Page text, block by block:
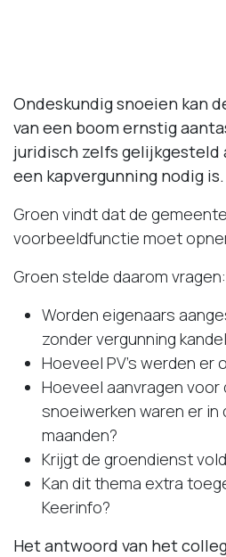
Ondeskundig snoeien kan
van een boom ernstig
juridisch zelfs gelijkgesteld
een kapvergunning nodig is.
Groen vindt dat de
voorbeeldfunctie moet
Groen stelde daarom vragen:
Worden eigenaars
zonder vergunning
Hoeveel PV’s werden er
Hoeveel aanvragen
snoeiwerken waren er in
maanden?
Krijgt de groendienst
Kan dit thema extra
Keerinfo?
Het antwoord van het